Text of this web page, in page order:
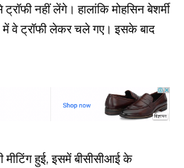
नहीं लेंगे। हालांकि मोहसिन बेशर्मी
वे ट्रॉफी लेकर चले गए। इसके बाद
मीटिंग हुई, इसमें बीसीसीआई के